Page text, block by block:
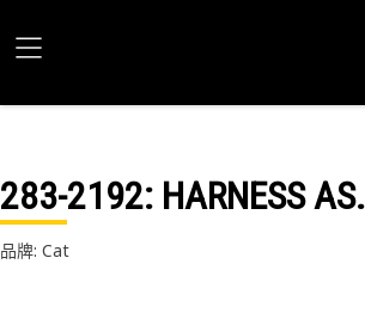
283-2192: HARNESS
品牌: Cat